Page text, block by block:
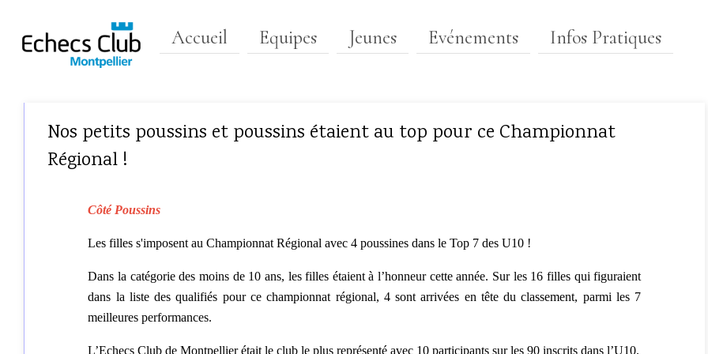
Accueil Equipes Jeunes Evénements Infos Pratiques
Nos petits poussins et poussins étaient au top pour ce Championnat
Régional !
Côté Poussins
Les filles s'imposent au Championnat Régional avec 4 poussines dans le Top 7 des U10 !
Dans la catégorie des moins de 10 ans, les filles étaient à l’honneur cette année. Sur les 16 filles qui figuraient
dans la liste des qualifiés pour ce championnat régional, 4 sont arrivées en tête du classement, parmi les 7
meilleures performances.
L’Echecs Club de Montpellier était le club le plus représenté avec 10 participants sur les 90 inscrits dans l’U10.